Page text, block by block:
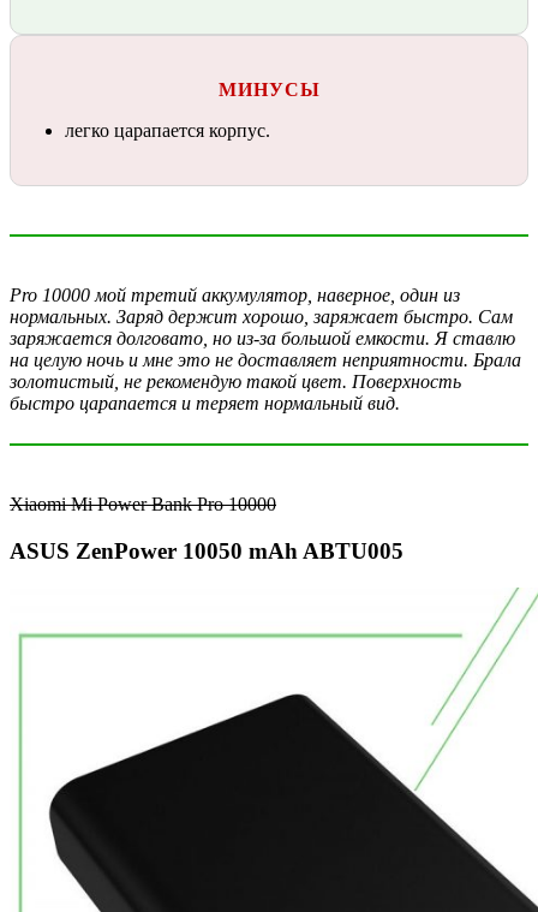
МИНУСЫ
легко царапается корпус.
Pro 10000 мой третий аккумулятор, наверное, один из
нормальных. Заряд держит хорошо, заряжает быстро. Сам
заряжается долговато, но из-за большой емкости. Я ставлю
на целую ночь и мне это не доставляет неприятности. Брала
золотистый, не рекомендую такой цвет. Поверхность
быстро царапается и теряет нормальный вид.
Xiaomi Mi Power Bank Pro 10000
ASUS ZenPower 10050 mAh ABTU005